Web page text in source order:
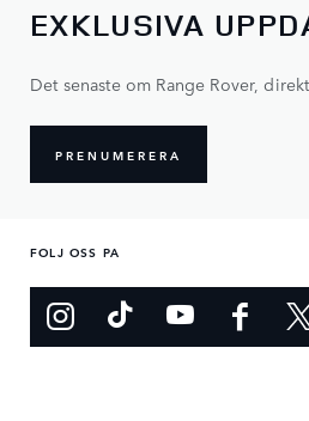
EXKLUSIVA
Det senaste om Range Rover,
PRENUMERERA
FOLJ OSS PA